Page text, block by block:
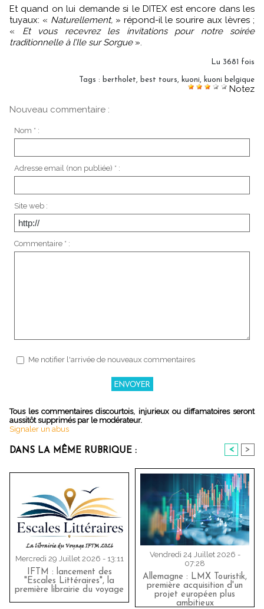
Et quand on lui demande si le DITEX est encore dans les
tuyaux: « Naturellement, » répond-il le sourire aux lèvres ;
« Et vous recevrez les invitations pour notre soirée
traditionnelle à l’Ile sur Sorgue».
Lu 3681 fois
Tags : bertholet, best tours, kuoni, kuoni belgique
Notez
Nouveau commentaire :
Nom * :
Adresse email (non publiée) * :
Site web :
Commentaire * :
Me notifier l'arrivée de nouveaux commentaires
Tous les commentaires discourtois, injurieux ou diffamatoires seront
aussitôt supprimés par le modérateur.
Signaler un abus
DANS LA MÊME RUBRIQUE : < >
Mercredi 29 Juillet 2026 - 13:11
IFTM : lancement des
"Escales Littéraires", la
première librairie du voyage
Vendredi 24 Juillet 2026 -
07:28
Allemagne : LMX Touristik,
première acquisition d'un
projet européen plus
ambitieux